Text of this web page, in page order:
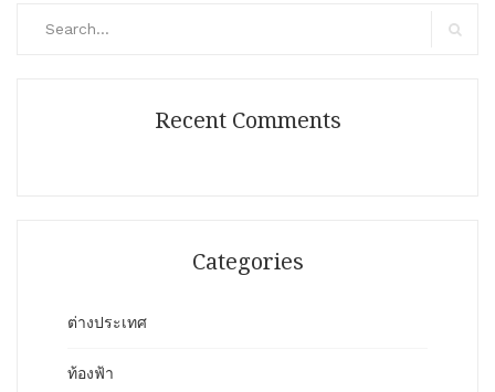
Recent Comments
Categories
ต่างประเทศ
ท้องฟ้า